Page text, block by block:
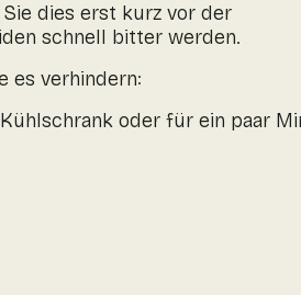
dies erst kurz vor der
schnell bitter werden.
es verhindern:
oder für ein paar